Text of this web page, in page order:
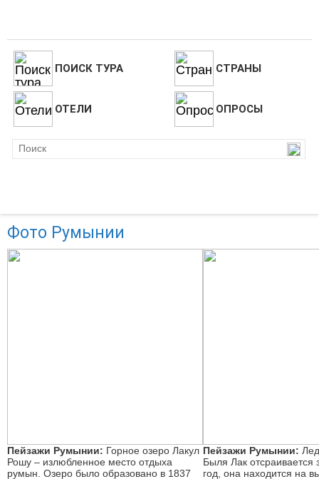
ПОИСК ТУРА СТРАНЫ
ОТЕЛИ ОПРОСЫ
Фото Румынии
Пейзажи Румынии: Горное озеро Лакул
Рошу – излюбленное место отдыха
румын. Озеро было образовано в 1837
Пейзажи Румынии:
Быля Лак отсраивается
год, она находится на